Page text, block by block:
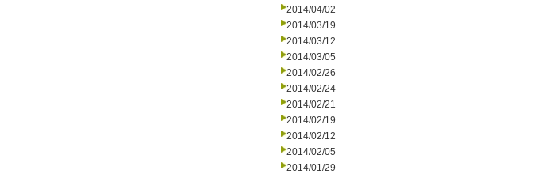
2014/04/02
2014/03/19
2014/03/12
2014/03/05
2014/02/26
2014/02/24
2014/02/21
2014/02/19
2014/02/12
2014/02/05
2014/01/29